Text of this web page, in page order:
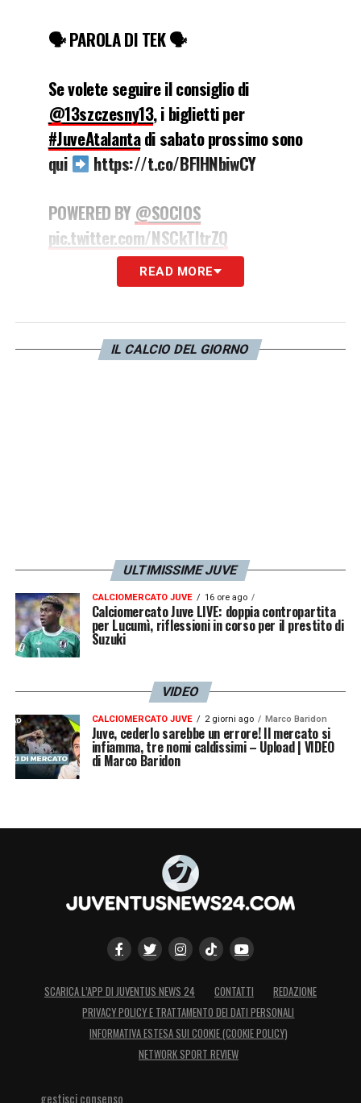
🗣 PAROLA DI TEK 🗣
Se volete seguire il consiglio di
@13szczesny13, i biglietti per
#JuveAtalantadi sabato prossimo sono
qui
https://t.co/BFlHNbiwCY
POWERED BY@SOCIOS
pic.twitter.com/NSCkTltrZQ
— JuventusFC (@juventusfc)
LA PLAYLIST DELLE NOSTRE TOP NEWS
READ MORE
IL CALCIO DEL GIORNO
ULTIMISSIME JUVE
CALCIOMERCATO JUVE 16 ore ago
Calciomercato Juve LIVE: doppia contropartita
per Lucumì, riflessioni in corso per il prestito di
Suzuki
VIDEO
CALCIOMERCATO JUVE 2 giorni ago Marco Baridon
Juve, cederlo sarebbe un errore! Il mercato si
infiamma, tre nomi caldissimi – Upload | VIDEO
di Marco Baridon
SCARICA L’APP DI JUVENTUS NEWS 24 CONTATTI
REDAZIONE
PRIVACY POLICY E TRATTAMENTO DEI DATI PERSONALI
INFORMATIVA ESTESA SUI COOKIE (COOKIE POLICY)
NETWORK SPORT REVIEW
gestisci consenso